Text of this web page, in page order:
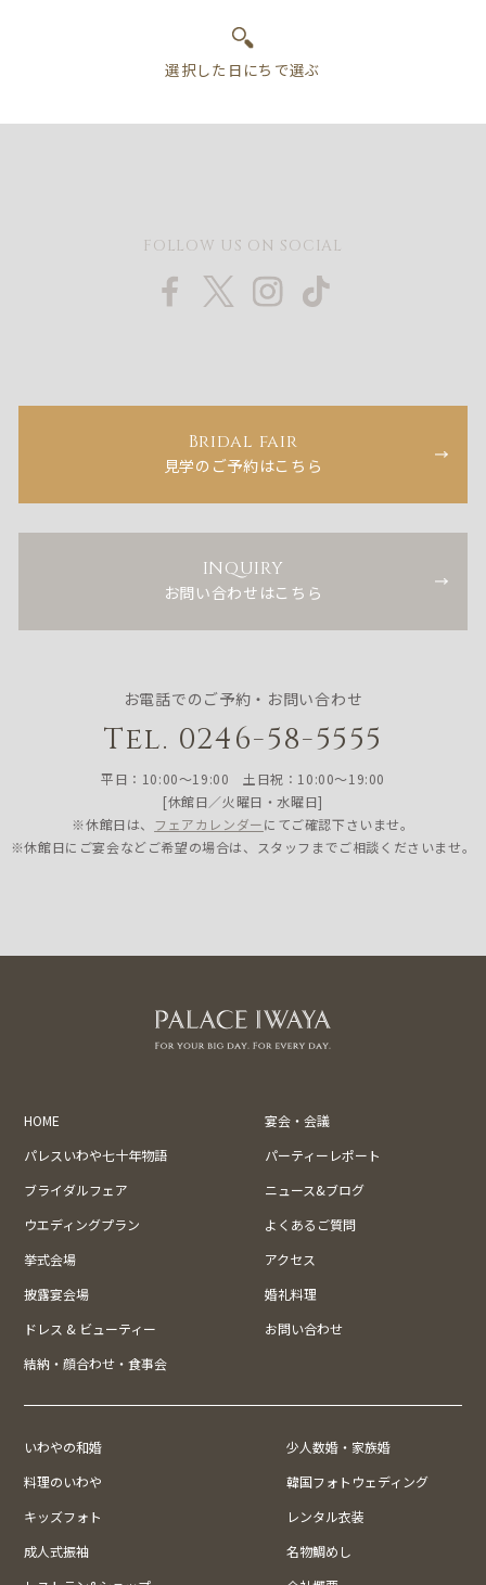
FOLLOW US ON SOCIAL
Bridal fair
見学のご予約はこちら
INQUIRY
お問い合わせはこちら
お電話でのご予約・お問い合わせ
Tel. 0246-58-5555
平日：10:00〜19:00 土日祝：10:00〜19:00
[休館日／火曜日・水曜日]
※休館日は、 フェアカレンダーにてご確認下さいませ。
※休館日にご宴会などご希望の場合は、スタッフまでご相談くださいませ。
HOME
宴会・会議
パレスいわや七十年物語
パーティーレポート
ブライダルフェア
ニュース&ブログ
ウエディングプラン
よくあるご質問
挙式会場
アクセス
披露宴会場
婚礼料理
ドレス & ビューティー
お問い合わせ
結納・顔合わせ・食事会
いわやの和婚
少人数婚・家族婚
料理のいわや
韓国フォトウェディング
キッズフォト
レンタル衣装
成人式振袖
名物鯛めし